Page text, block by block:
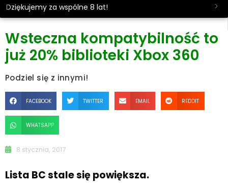
Dziękujemy za wspólne 8 lat!
Wsteczna kompatybilność to
już 20% biblioteki Xbox 360
Podziel się z innymi!
FACEBOOK TWITTER EMAIL REDDIT
WHATSAPP
8 stycznia, 2017
Lista BC stale się powiększa.